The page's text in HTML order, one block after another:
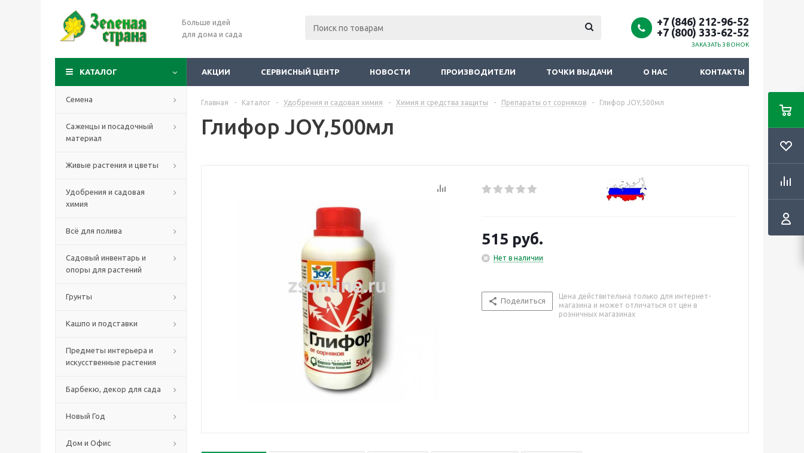
Больше идей
для дома и сада
+7 (846) 212-96-52
+7 (800) 333-62-52
ЗАКАЗАТЬ ЗВОНОК
КАТАЛОГ АКЦИИ СЕРВИСНЫЙ ЦЕНТР НОВОСТИ ПРОИЗВОДИТЕЛИ ТОЧКИ ВЫДАЧИ О НАС КОНТАКТЫ
Семена
Саженцы и посадочный
материал
Живые растения и цветы
Удобрения и садовая
химия
Всё для полива
Садовый инвентарь и
опоры для растений
Грунты
Кашпо и подставки
Предметы интерьера и
искусственные растения
Барбекю, декор для сада
Новый Год
Дом и Офис
Главная - Каталог - Удобрения и садовая химия - Химия и средства защиты - Препараты от сорняков - Глифор JOY,500мл
Глифор JOY,500мл
515 руб.
Нет в наличии
Поделиться
Цена действительна только для интернет-
магазина и может отличаться от цен в
розничных магазинах